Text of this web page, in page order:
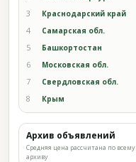
3 Краснодарский край
4 Самарская обл.
5 Башкортостан
6 Московская обл.
7 Свердловская обл.
8 Крым
Архив объявлений
Средняя цена рассчитана по всему
архиву